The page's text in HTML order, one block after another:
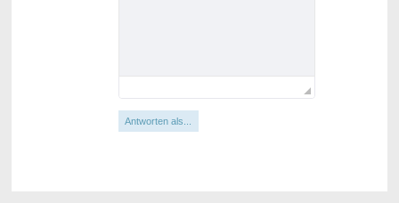
Antworten als...